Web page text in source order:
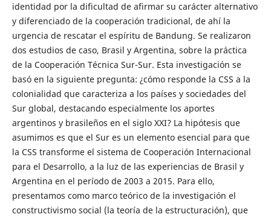
identidad por la dificultad de afirmar su carácter alternativo
y diferenciado de la cooperación tradicional, de ahí la
urgencia de rescatar el espíritu de Bandung. Se realizaron
dos estudios de caso, Brasil y Argentina, sobre la práctica
de la Cooperación Técnica Sur-Sur. Esta investigación se
basó en la siguiente pregunta: ¿cómo responde la CSS a la
colonialidad que caracteriza a los países y sociedades del
Sur global, destacando especialmente los aportes
argentinos y brasileños en el siglo XXI? La hipótesis que
asumimos es que el Sur es un elemento esencial para que
la CSS transforme el sistema de Cooperación Internacional
para el Desarrollo, a la luz de las experiencias de Brasil y
Argentina en el período de 2003 a 2015. Para ello,
presentamos como marco teórico de la investigación el
constructivismo social (la teoría de la estructuración), que